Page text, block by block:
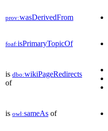
prov:wasDerivedFrom
foaf:isPrimaryTopicOf
is dbo:wikiPageRedirects
of
is owl:sameAs of